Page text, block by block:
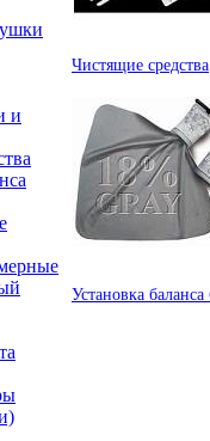
и
Чистящие средства
Установка баланса